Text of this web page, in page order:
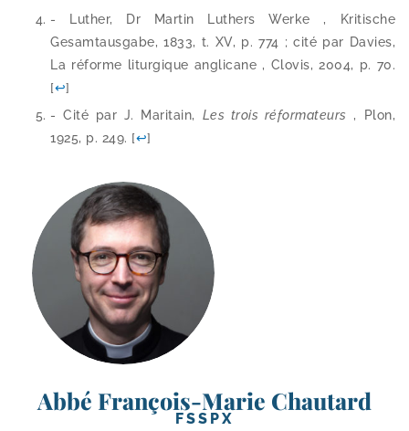
- Luther, Dr Martin Luthers Werke , Kritische
Gesamtausgabe, 1833, t. XV, p. 774 ; cité par Davies,
La réforme litur­gique angli­cane , Clovis, 2004, p. 70.
[↩]
- Cité par J. Maritain, Les trois réfor­ma­teurs
, Plon,
1925, p. 249. [↩]
Abbé François-Marie Chautard
FSSPX